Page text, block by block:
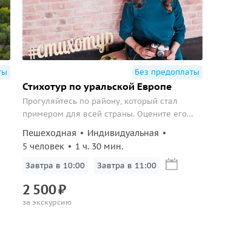
Без предоплаты
Стихотур по уральской Европе
Прогуляйтесь по району, который стал
примером для всей страны. Оцените его
красотой через поэзию.
Пешеходная
Индивидуальная
5 человек
1 ч. 30 мин.
Завтра в 10:00 Завтра в 11:00
2 500₽
за экскурсию